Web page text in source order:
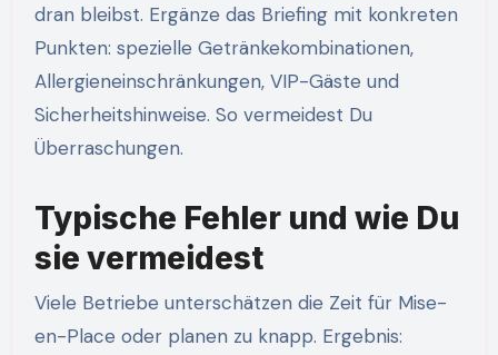
dran bleibst. Ergänze das Briefing mit konkreten
Punkten: spezielle Getränkekombinationen,
Allergieneinschränkungen, VIP-Gäste und
Sicherheitshinweise. So vermeidest Du
Überraschungen.
Typische Fehler und wie Du
sie vermeidest
Viele Betriebe unterschätzen die Zeit für Mise-
en-Place oder planen zu knapp. Ergebnis: